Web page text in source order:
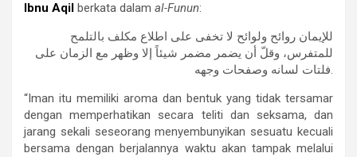
Ibnu Aqil berkata dalam al-Funun:
للإيمان روائح ولوائح لا تخفى على اطلاع مكلف بالتلمح
للمتفرس، وقلّ أن يضمر مضمر شيئاً إلا وظهر مع الزمان على
فلتات لسانه وصفحات وجهه.
“Iman itu memiliki aroma dan bentuk yang tidak tersamar
dengan memperhatikan secara teliti dan seksama, dan
jarang sekali seseorang menyembunyikan sesuatu kecuali
bersama dengan berjalannya waktu akan tampak melalui